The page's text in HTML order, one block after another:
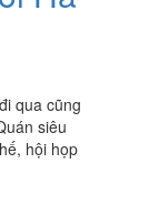
qua cũng
siêu
hội họp